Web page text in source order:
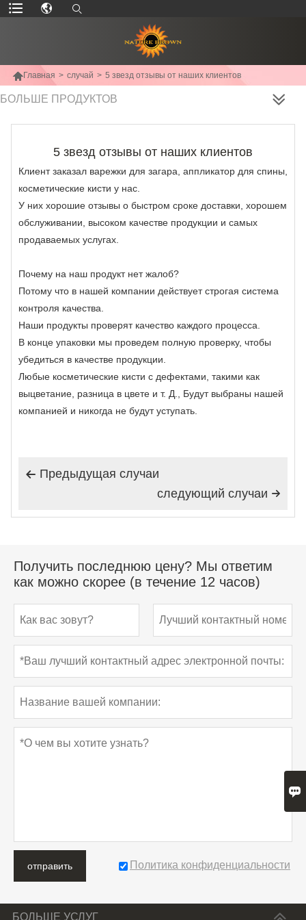
Главная > случай > 5 звезд отзывы от наших клиентов
БОЛЬШЕ ПРОДУКТОВ
5 звезд отзывы от наших клиентов
Клиент заказал варежки для загара, аппликатор для спины,
косметические кисти у нас.
У них хорошие отзывы о быстром сроке доставки, хорошем
обслуживании, высоком качестве продукции и самых
продаваемых услугах.
Почему на наш продукт нет жалоб?
Потому что в нашей компании действует строгая система
контроля качества.
Наши продукты проверят качество каждого процесса.
В конце упаковки мы проведем полную проверку, чтобы
убедиться в качестве продукции.
Любые косметические кисти с дефектами, такими как
выцветание, разница в цвете и т. Д., Будут выбраны нашей
компанией и никогда не будут уступать.
 Предыдущая случаи

следующий случаи
Получить последнюю цену? Мы ответим
как можно скорее (в течение 12 часов)
отправить Политика конфиденциальности
БОЛЬШЕ УСЛУГ
